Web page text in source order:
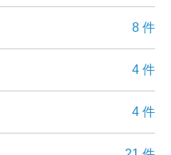
8 件
4 件
4 件